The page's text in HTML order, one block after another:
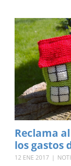
Reclama
los gastos
12 ENE 2017 |